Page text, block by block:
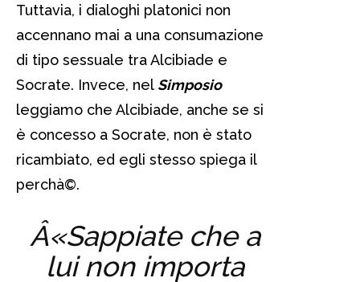
Tuttavia, i dialoghi platonici non
accennano mai a una consumazione
di tipo sessuale tra Alcibiade e
Socrate. Invece, nel Simposio
leggiamo che Alcibiade, anche se si
è concesso a Socrate, non è stato
ricambiato, ed egli stesso spiega il
perchà©.
Â«Sappiate che a
lui non importa